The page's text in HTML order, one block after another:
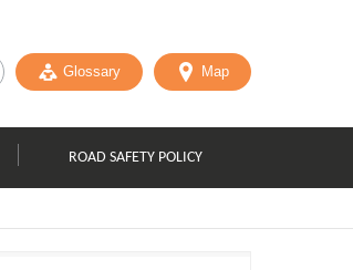
Glossary Map
ROAD SAFETY POLICY